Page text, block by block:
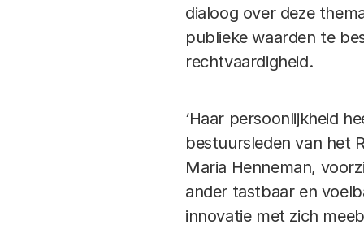
dialoog over deze
publieke waarden te
rechtvaardigheid.
‘Haar persoonlijkheid
bestuursleden van het
Maria Henneman,
ander tastbaar en
innovatie met zich